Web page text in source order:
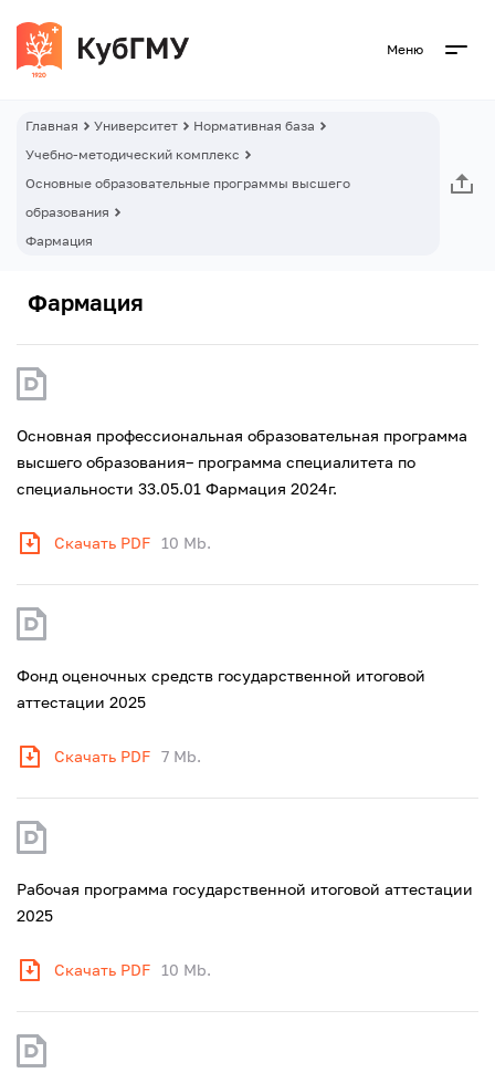
Меню
Главная Университет
Нормативная база
Учебно-методический комплекс
Основные образовательные программы высшего
образования
Фармация
Фармация
Основная профессиональная образовательная программа
высшего образования– программа специалитета по
специальности 33.05.01 Фармация 2024г.
Скачать PDF 10 Mb.
Фонд оценочных средств государственной итоговой
аттестации 2025
Скачать PDF 7 Mb.
Рабочая программа государственной итоговой аттестации
2025
Скачать PDF 10 Mb.